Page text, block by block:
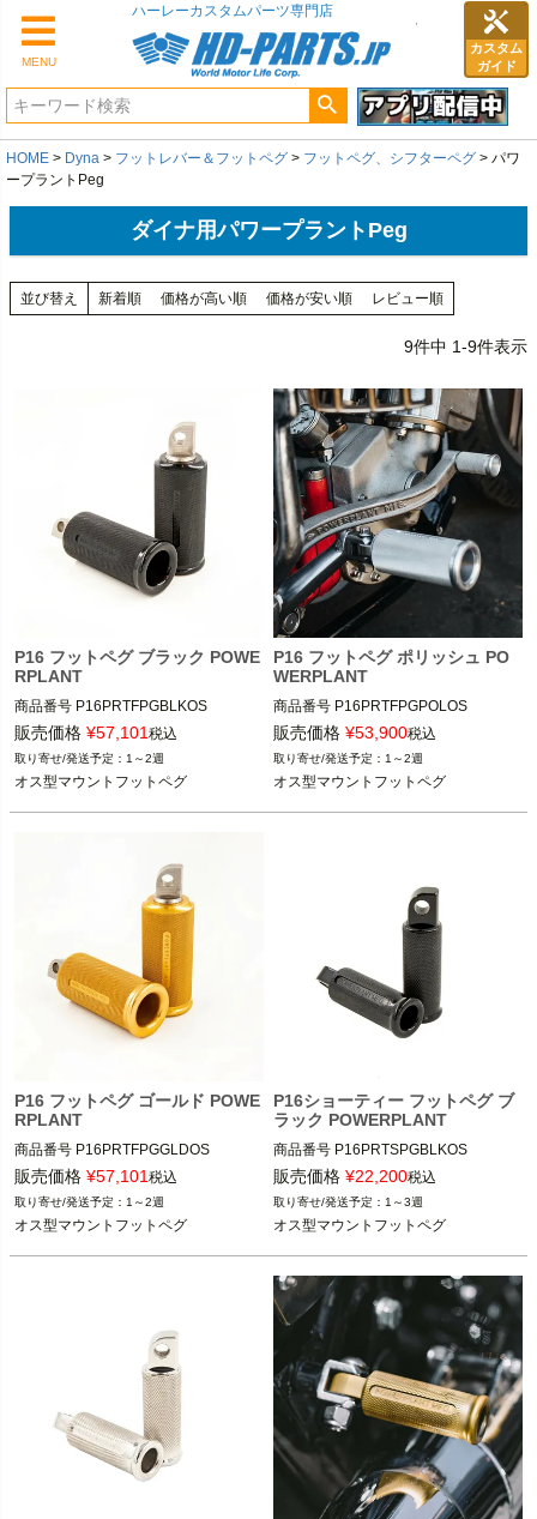
MENU
カスタム
ガイド
HOME Dyna フットレバー＆フットペグ フットペグ、シフターペグ
パワ
ープラントPeg
ダイナ用パワープラントPeg
並び替え 新着順 価格が高い順 価格が安い順 レビュー順
9件中 1-9件表示
P16 フットペグ ブラック POWE
RPLANT
商品番号 P16PRTFPGBLKOS
9NE：027077
※XL1200X、XL1200CB、XL1200V
には、ステップ・コンバージョンキ
POWERPLANT MOTORCYCLE（パワ
ープラントモーターサイクル）
販売価格 ¥57,101 税込
1～2週
オス型マウントフットペグ
P16 フットペグ ポリッシュ PO
WERPLANT
商品番号 P16PRTFPGPOLOS
9NE：027083
※XL1200X、XL1200CB、XL1200V
には、ステップ・コンバージョンキ
POWERPLANT MOTORCYCLE（パワ
ープラントモーターサイクル）
販売価格 ¥53,900税込
1～2週
オス型マウントフットペグ
P16 フットペグ ゴールド POWE
RPLANT
商品番号 P16PRTFPGGLDOS
9NE：027081
※XL1200X、XL1200CB、XL1200V
には、ステップ・コンバージョンキ
POWERPLANT MOTORCYCLE（パワ
ープラントモーターサイクル）
販売価格 ¥57,101 税込
1～2週
オス型マウントフットペグ
P16ショーティー フットペグ ブ
ラック POWERPLANT
商品番号 P16PRTSPGBLKOS
9NE：027111
※XL1200X、XL1200CB、XL1200V
には、ステップ・コンバージョンキ
ット （1622-0474、1622-0475等）
が必要
POWERPLANT MOTORCYCLE（パワ
ープラントモーターサイクル）
販売価格 ¥22,200税込
1～3週
オス型マウントフットペグ